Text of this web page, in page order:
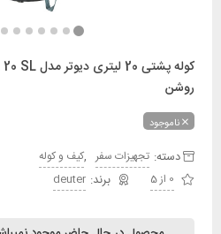
روشن
ناموجود
دسته: تجهیزات سفر , کیف و کوله
0 از 5
deuter